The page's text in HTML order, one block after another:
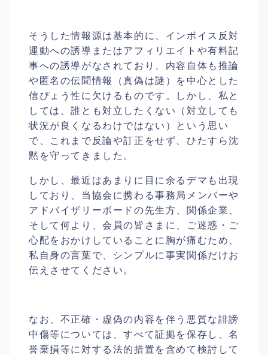
そうした情報源は基本的に、インボイス反対
運動への誘導またはアフィリエイトや有料記
事への誘導がなされており、内容自体も推論
や匿名の伝聞情報（真偽は謎）を中心とした
信ぴょう性に欠けるものです。しかし、私と
しては、誰とも対立したくない（対立しても
状況が良くなるわけではない）という思い
で、これまで反論や訂正をせず、ひたすら沈
黙を守ってきました。
しかし、最近はあまりに目に余るデマも出現
しており、当協会に携わる事務局メンバーや
アドバイザリーボードの先生方、関係企業、
そして何より、会員の皆さまに、ご迷惑・ご
心配をおかけしていることに胸が痛むため、
私自身の言葉で、シンプルに事実関係だけお
伝えさせてください。
なお、不正確・虚偽の内容を伴う悪質な誹謗
中傷等については、すべて証拠を保存し、名
誉棄損等に対する法的措置を含めて検討して